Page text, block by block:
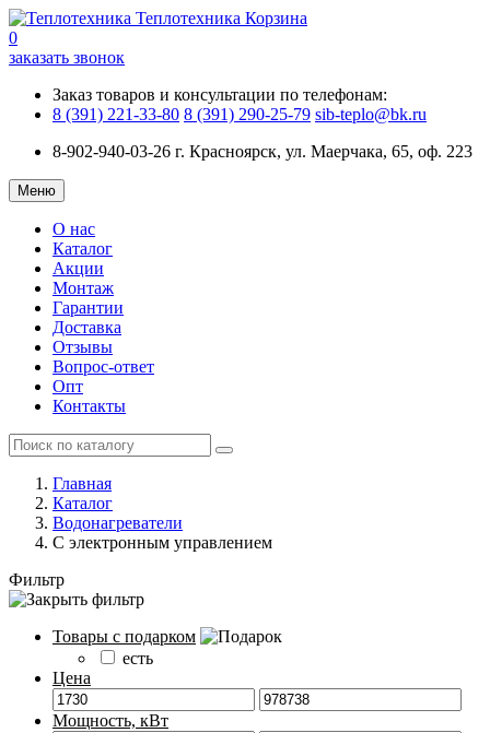
Теплотехника Корзина
0
заказать звонок
Заказ товаров и консультации по телефонам:
8 (391) 221-33-80 8 (391) 290-25-79 sib-teplo@bk.ru
8-902-940-03-26 г. Красноярск, ул. Маерчака, 65, оф. 223
Меню
О нас
Каталог
Акции
Монтаж
Гарантии
Доставка
Отзывы
Вопрос-ответ
Опт
Контакты
Главная
Каталог
Водонагреватели
С электронным управлением
Фильтр
Товары с подарком
есть
Цена
Мощность, кВт